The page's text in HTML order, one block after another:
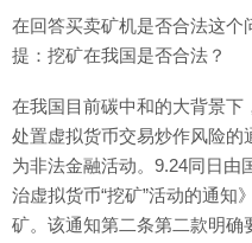
在回答买卖矿机是否合法这
提：挖矿在我国是否合法？
在我国目前碳中和的大背景下
处置虚拟货币交易炒作风险的
为非法金融活动。9.24同日由
治虚拟货币“挖矿”活动的通知
矿。该通知第二条第二款明确